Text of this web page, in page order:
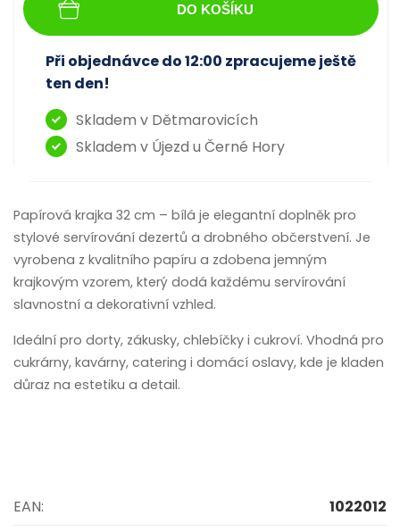
DO KOŠÍKU
Při objednávce do 12:00 zpracujeme ještě
ten den!
Skladem v Dětmarovicích
Skladem v Újezd u Černé Hory
Papírová krajka 32 cm – bílá je elegantní doplněk pro
stylové servírování dezertů a drobného občerstvení. Je
vyrobena z kvalitního papíru a zdobena jemným
krajkovým vzorem, který dodá každému servírování
slavnostní a dekorativní vzhled.
Ideální pro dorty, zákusky, chlebíčky i cukroví. Vhodná pro
cukrárny, kavárny, catering i domácí oslavy, kde je kladen
důraz na estetiku a detail.
EAN: 1022012